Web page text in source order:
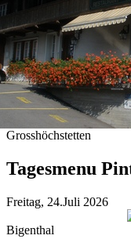
Grosshöchstetten
Tagesmenu
Freitag, 24.Juli 2026
Bigenthal